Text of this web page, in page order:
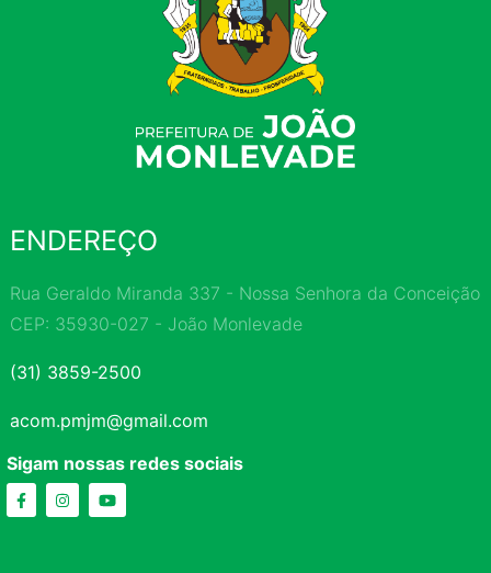
ENDEREÇO
Rua Geraldo Miranda 337 - Nossa Senhora da Conceição
CEP: 35930-027 - João Monlevade
(31) 3859-2500
acom.pmjm@gmail.com
Sigam nossas redes sociais